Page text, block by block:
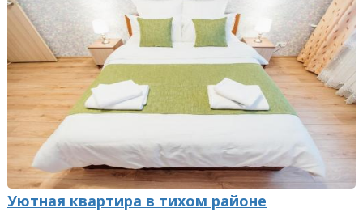
Уютная квартира в тихом районе